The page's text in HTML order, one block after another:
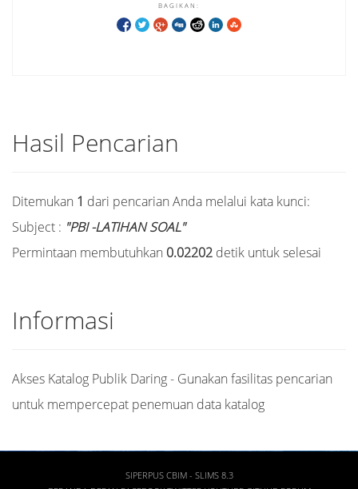
BAGIKAN:
Hasil Pencarian
Ditemukan 1 dari pencarian Anda melalui kata kunci:
Subject : "PBI -LATIHAN SOAL"
Permintaan membutuhkan 0.02202 detik untuk selesai
Informasi
Akses Katalog Publik Daring - Gunakan fasilitas pencarian
untuk mempercepat penemuan data katalog
SIPERPUS CBIM - SLIMS 8.3